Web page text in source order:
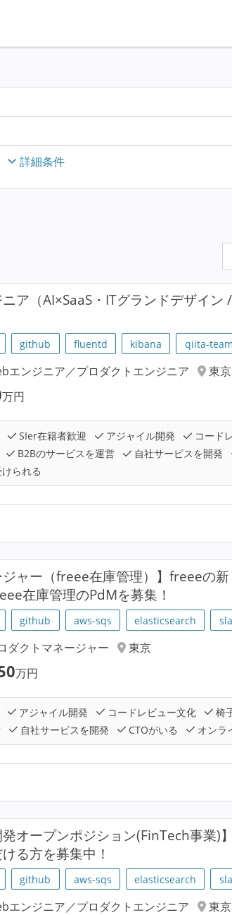
詳細条件
ア（AI×SaaS・ITグランドデザイン
github fluentd kibana qiita-team
エンジニア／プロダクトエンジニア
東京
万円
SIer在籍者歓迎 アジャイル開発
コード
B2Bのサービスを運営 自社サービスを開発
られる
ジャー（freee在庫管理）】freeeの
在庫管理のPdMを募集！
github aws-sqs elasticsearch
ダクトマネージャー
東京
万円
アジャイル開発 コードレビュー文化
椅
自社サービスを開発 CTOがいる オンラ
発オープンポジション(FinTech事業)
る方を募集中！
github aws-sqs elasticsearch
エンジニア／プロダクトエンジニア
東京